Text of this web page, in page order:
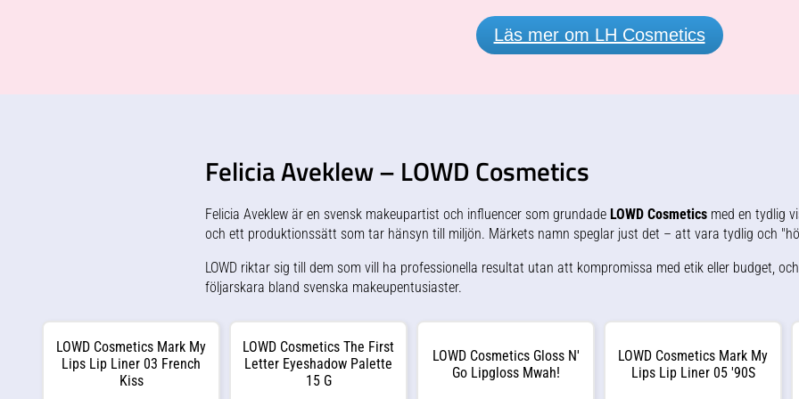
egen färg). LH cosmetics
Fantastick Multi-use Lipstick
morgonrutin.Vid behov – separera
det yttre höljet och tvätta båda
delar i tvättmaskin 40 grader.
Läs mer om LH Cosmetics
Felicia Aveklew – LOWD Cosmetics
Felicia Aveklew är en svensk makeupartist och influencer som grundade LOWD Cosmeticsmed en tydlig
och ett produktionssätt som tar hänsyn till miljön. Märkets namn speglar just det – att vara tydlig och
LOWD riktar sig till dem som vill ha professionella resultat utan att kompromissa med etik eller budget,
följarskara bland svenska makeupentusiaster.
LOWD Cosmetics Mark My
Lips Lip Liner 03 French
Kiss
LOWD Cosmetics The First
Letter Eyeshadow Palette
15 G
LOWD Cosmetics Gloss N'
Go Lipgloss Mwah!
LOWD Cosmetics Mark My
Lips Lip Liner 05 '90S